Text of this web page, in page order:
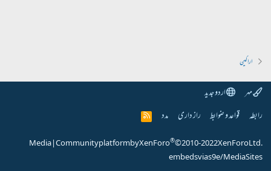
اراکین
مہر
اردو جدید
رابطہ قواعد و ضوابط راز داری مدد
R
S
Community platform by XenForo®© 2010-2022 XenForo Ltd.
|
Media
embeds via s9e/MediaSites